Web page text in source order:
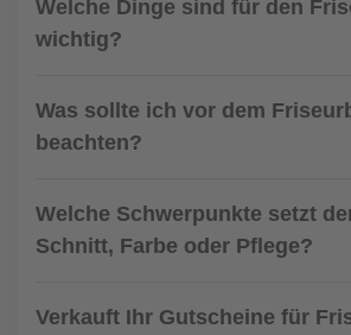
Welche Dinge sind für den
wichtig?
Was sollte ich vor dem
beachten?
Welche Schwerpunkte setzt
Schnitt, Farbe oder Pflege?
Verkauft Ihr Gutscheine für